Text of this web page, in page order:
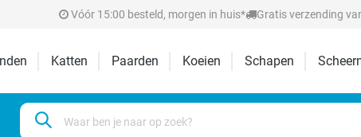
Vóór 15:00 besteld, morgen in huis* Gratis verzending
Katten Paarden Koeien Schapen